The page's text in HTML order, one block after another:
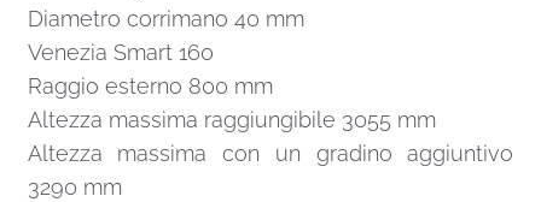
Diametro corrimano 40 mm
Venezia Smart 160
Raggio esterno 800 mm
Altezza massima raggiungibile 3055 mm
Altezza massima con un gradino aggiuntivo
3290 mm